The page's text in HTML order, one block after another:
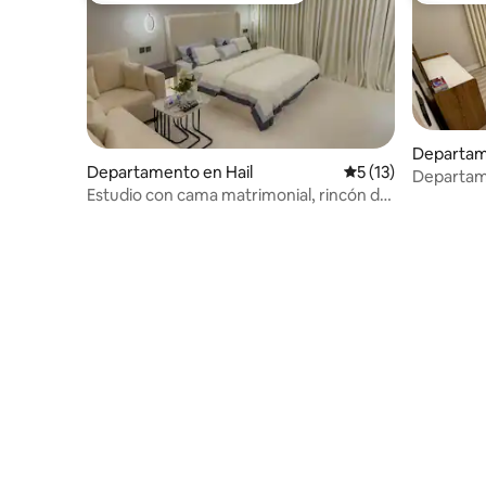
Departamento en Hail Calificación
5 (13)
Estudio con cama matrimonial, rincón de